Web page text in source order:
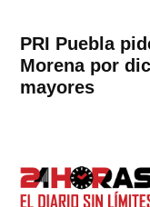
PRI Puebla
Morena por
mayores